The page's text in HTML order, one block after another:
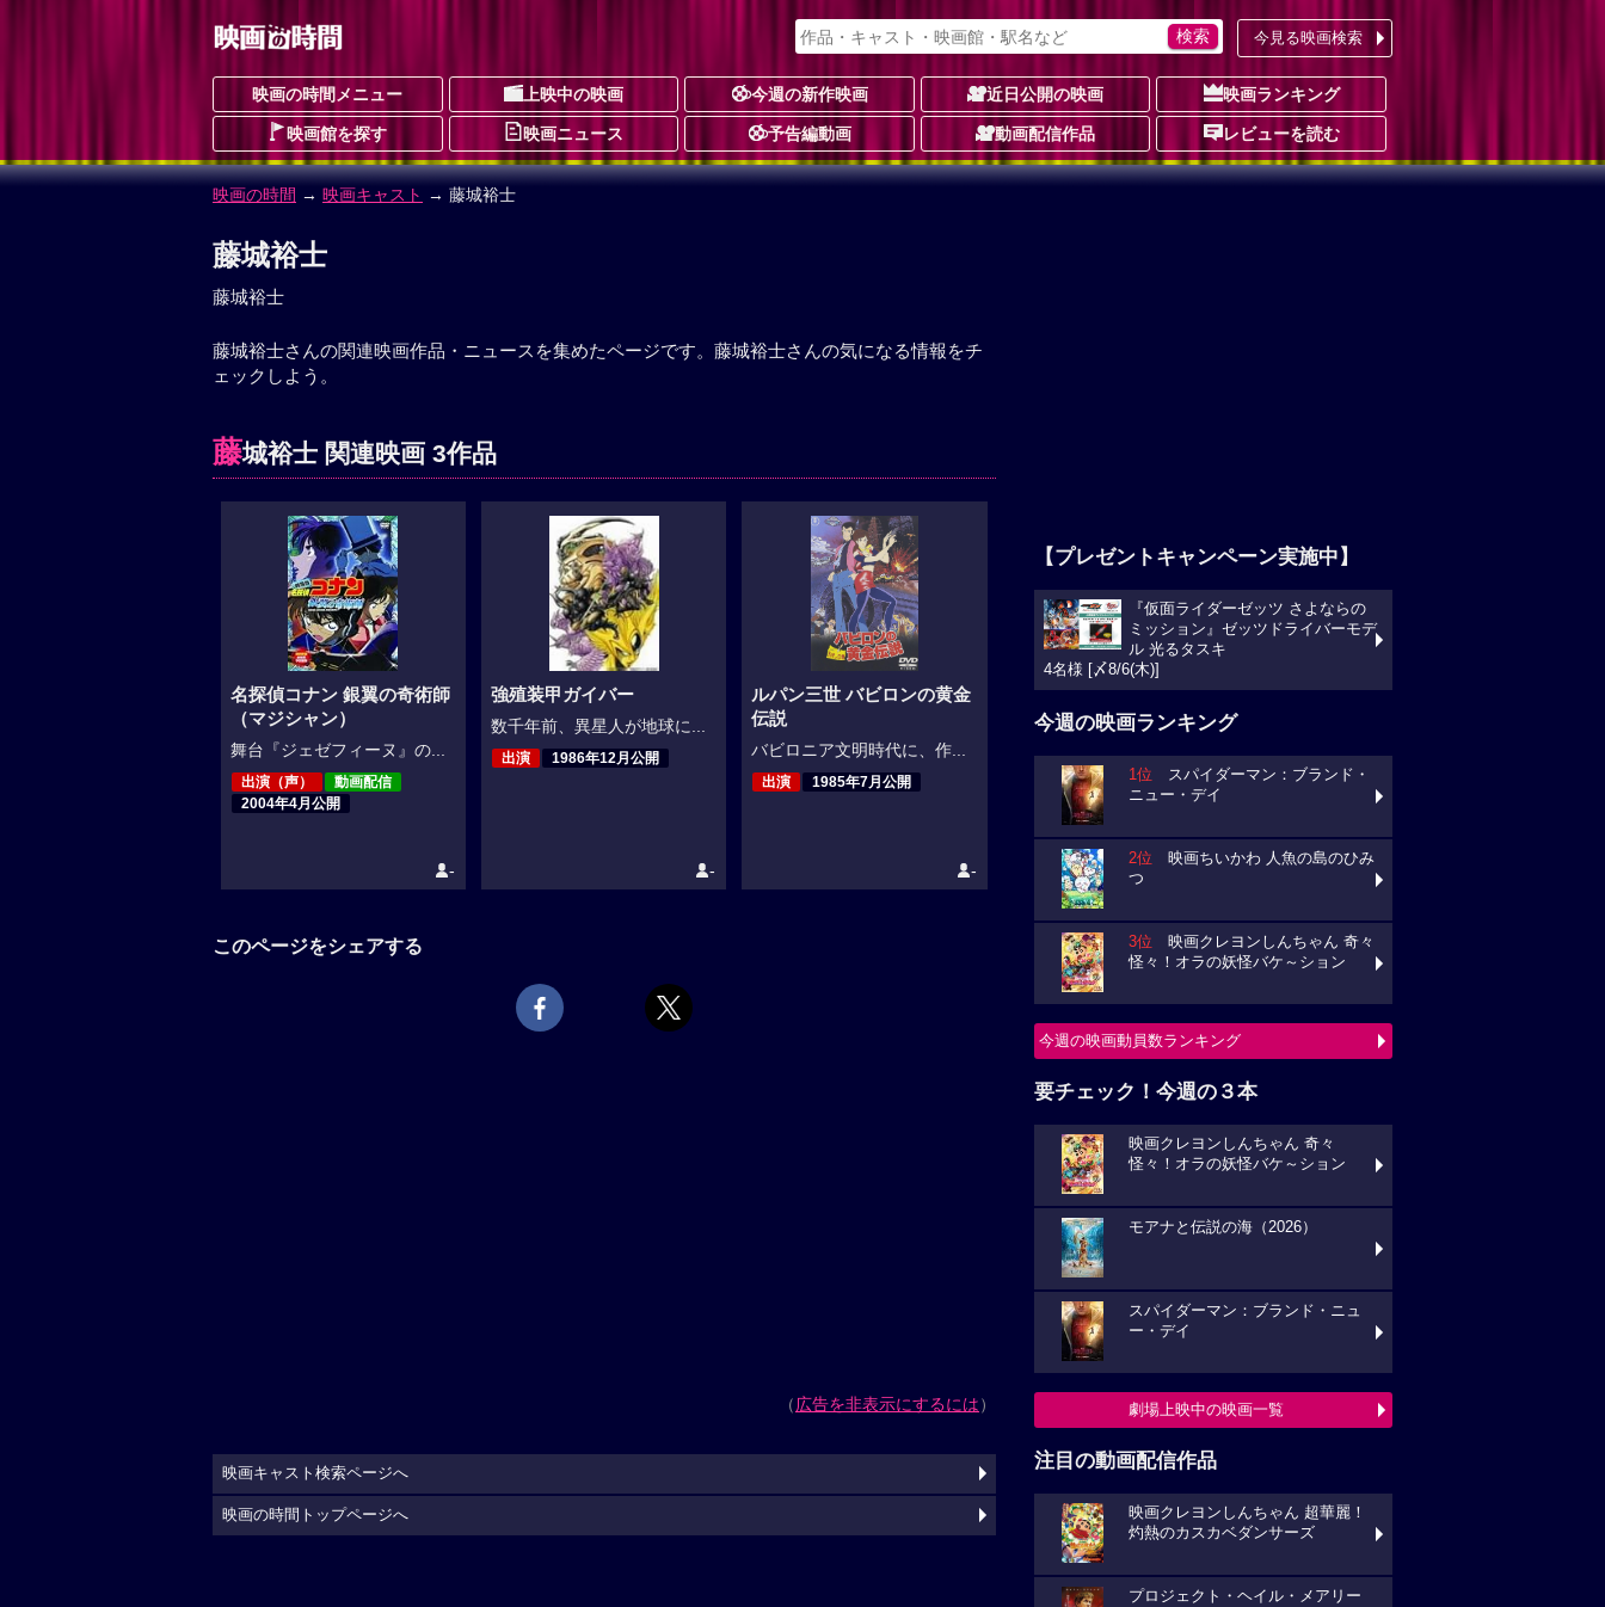
今見る映画検索
映画の時間メニュー 上映中の映画 今週の新作映画 近日公開の映画 映画ランキング
映画館を探す 映画ニュース 予告編動画 動画配信作品 レビューを読む
映画の時間 → 映画キャスト → 藤城裕士
藤城裕士
藤城裕士
藤城裕士さんの関連映画作品・ニュースを集めたページです。藤城裕士さんの気になる情報をチ
ェックしよう。
藤城裕士 関連映画 3作品
名探偵コナン 銀翼の奇術師
（マジシャン）
舞台『ジェゼフィーヌ』の...
出演（声）
動画配信
2004年4月公開
-
強殖装甲ガイバー
数千年前、異星人が地球に...
出演 1986年12月公開
-
ルパン三世 バビロンの黄金
伝説
バビロニア文明時代に、作...
出演 1985年7月公開
-
このページをシェアする
（広告を非表示にするには）
【プレゼントキャンペーン実施中】
『仮面ライダーゼッツ さよならの
ミッション』ゼッツドライバーモデ
ル 光るタスキ
4名様 [〆8/6(木)]
今週の映画ランキング
1位 スパイダーマン：ブランド・
ニュー・デイ
2位 映画ちいかわ 人魚の島のひみ
つ
3位 映画クレヨンしんちゃん 奇々
怪々！オラの妖怪バケ～ション
今週の映画動員数ランキング
要チェック！今週の３本
映画クレヨンしんちゃん 奇々
怪々！オラの妖怪バケ～ション
モアナと伝説の海（2026）
スパイダーマン：ブランド・ニュ
ー・デイ
劇場上映中の映画一覧
注目の動画配信作品
映画クレヨンしんちゃん 超華麗！
灼熱のカスカベダンサーズ
プロジェクト・ヘイル・メアリー
映画キャスト検索ページへ
映画の時間トップページへ